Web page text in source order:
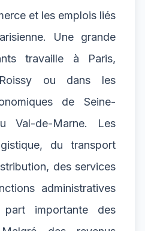
et les emplois liés
Une grande
travaille à Paris,
Roissy ou dans les
de Seine-
Val-de-Marne. Les
du transport
des services
administratives
part importante des